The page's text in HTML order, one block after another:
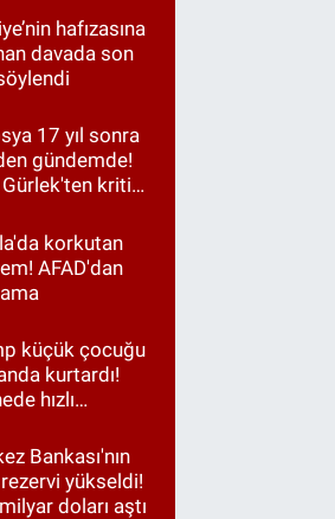
hafızasına
davada son
17 yıl sonra
gündemde!
Gürlek'ten kritik
korkutan
AFAD'dan
küçük çocuğu
kurtardı!
hızlı
Bankası'nın
rezervi yükseldi!
doları aştı